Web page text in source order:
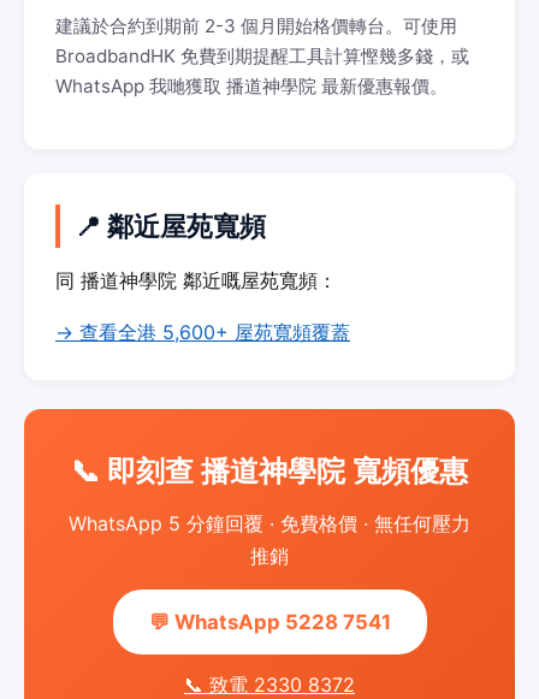
建議於合約到期前 2-3 個月開始格價轉台。可使用
BroadbandHK 免費到期提醒工具計算慳幾多錢，或
WhatsApp 我哋獲取 播道神學院 最新優惠報價。
📍 鄰近屋苑寬頻
同 播道神學院 鄰近嘅屋苑寬頻：
→ 查看全港 5,600+ 屋苑寬頻覆蓋
📞 即刻查 播道神學院 寬頻優惠
WhatsApp 5 分鐘回覆 · 免費格價 · 無任何壓力
推銷
💬 WhatsApp 5228 7541
📞 致電 2330 8372